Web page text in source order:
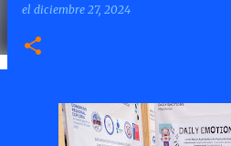
el diciembre 27, 2024